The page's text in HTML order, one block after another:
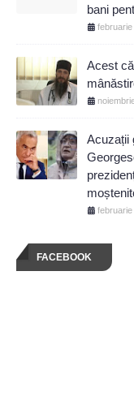
bani
Acest
Acuzații
FACEBOOK